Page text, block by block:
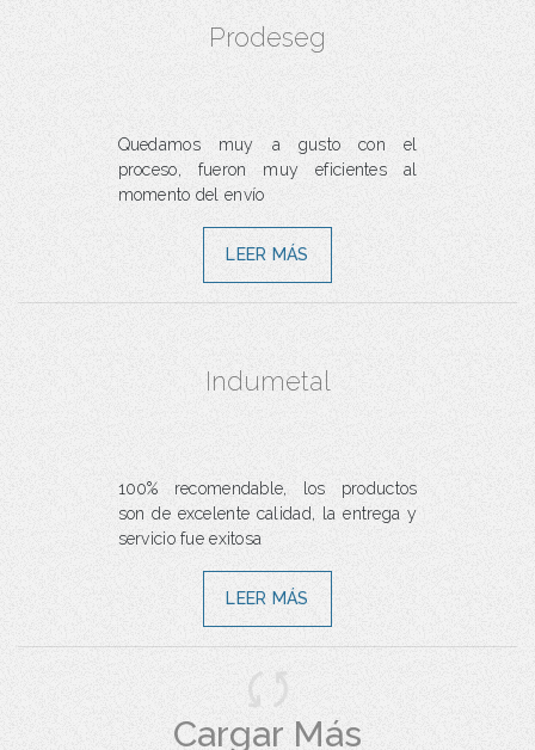
Prodeseg
Quedamos muy a gusto con el
proceso, fueron muy eficientes al
momento del envío
LEER MÁS
Indumetal
100% recomendable, los productos
son de excelente calidad, la entrega y
servicio fue exitosa
LEER MÁS
Cargar Más